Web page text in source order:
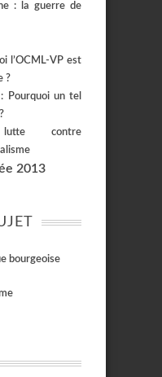
: la guerre de
l’OCML-VP est
?
Pourquoi un tel
contre
2013
bourgeoise